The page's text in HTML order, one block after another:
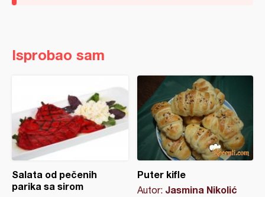
Isprobao sam
Salata od pečenih
parika sa sirom
Puter kifle
Autor: Jasmina Nikolić